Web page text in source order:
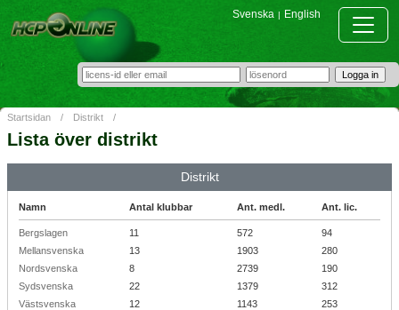
Svenska | English
Startsidan / Distrikt /
Lista över distrikt
Distrikt
Namn Antal klubbar Ant. medl. Ant. lic.
Bergslagen 11 572
94
Mellansvenska
13 1903
280
Nordsvenska
8 2739
190
Sydsvenska
22 1379
312
Västsvenska
12 1143
253